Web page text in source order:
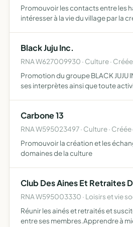
Promouvoir les contacts entre les
intéresser à la vie du village par la
Black Juju Inc.
RNA W627009930 · Culture ·
Promotion du groupe BLACK JUJU
ses interprètes ainsi que toute
Carbone 13
RNA W595023497 · Culture · Créée
Promouvoir la création et les
domaines de la culture
Club Des Aines Et Retraites
RNA W595003330 · Loisirs et vie
Réunir les ainés et retraités et
entre ses membres.Apprendre à